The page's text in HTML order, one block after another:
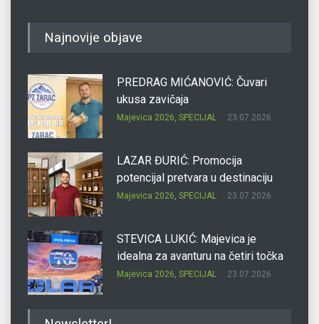
Najnovije objave
PREDRAG MIĆANOVIĆ: Čuvari
ukusa zavičaja
Majevica 2026, SPECIJAL 23.07.2026.
LAZAR ĐURIĆ: Promocija
potencijal pretvara u destinaciju
Majevica 2026, SPECIJAL 23.07.2026.
STEVICA LUKIĆ: Majevica je
idealna za avanturu na četiri točka
Majevica 2026, SPECIJAL 23.07.2026.